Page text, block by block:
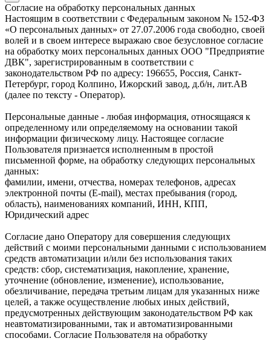
Согласие на обработку персональных данных
Настоящим в соответствии с Федеральным законом № 152-ФЗ
«О персональных данных» от 27.07.2006 года свободно, своей
волей и в своем интересе выражаю свое безусловное согласие
на обработку моих персональных данных ООО "Предприятие
ДВК", зарегистрированным в соответствии с
законодательством РФ по адресу: 196655, Россия, Санкт-
Петербург, город Колпино, Ижорский завод, д.б/н, лит.АВ
(далее по тексту - Оператор).
Персональные данные - любая информация, относящаяся к
определенному или определяемому на основании такой
информации физическому лицу. Настоящее согласие
Пользователя признается исполненным в простой
письменной форме, на обработку следующих персональных
данных:
фамилии, имени, отчества, номерах телефонов, адресах
электронной почты (E-mail), местах пребывания (город,
область), наименованиях компаний, ИНН, КПП,
Юридический адрес
Согласие дано Оператору для совершения следующих
действий с моими персональными данными с использованием
средств автоматизации и/или без использования таких
средств: сбор, систематизация, накопление, хранение,
уточнение (обновление, изменение), использование,
обезличивание, передача третьим лицам для указанных ниже
целей, а также осуществление любых иных действий,
предусмотренных действующим законодательством РФ как
неавтоматизированными, так и автоматизированными
способами. Согласие Пользователя на обработку